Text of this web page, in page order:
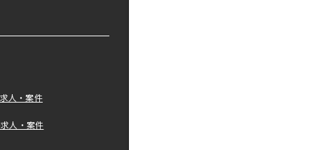
人・案件
人・案件